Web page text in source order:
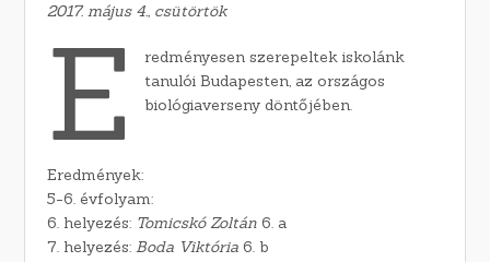
2017. május 4., csütörtök
E
redményesen szerepeltek iskolánk
tanulói Budapesten, az országos
biológiaverseny döntőjében.
Eredmények:
5-6. évfolyam:
6. helyezés: Tomicskó Zoltán 6. a
7. helyezés:Boda Viktória 6. b